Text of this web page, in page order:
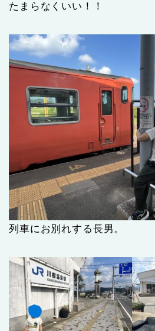
たまらなくいい！！
列車にお別れする長男。